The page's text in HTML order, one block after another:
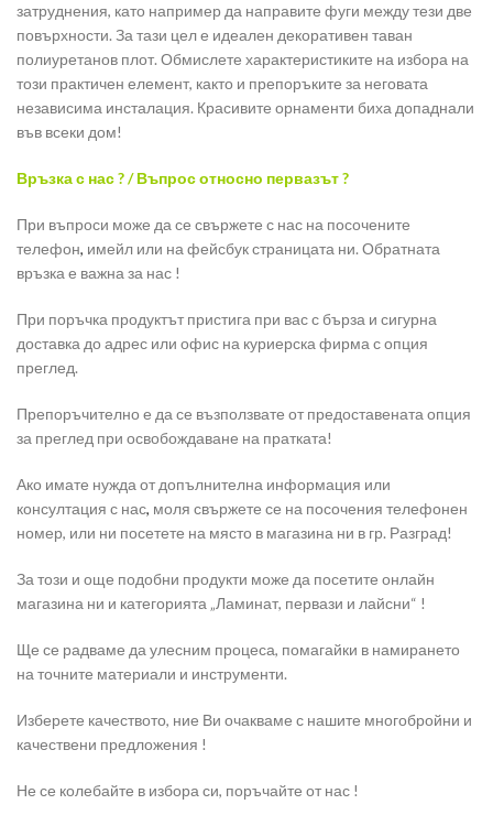
затруднения, като например да направите фуги между тези две
повърхности. За тази цел е идеален декоративен таван
полиуретанов плот. Обмислете характеристиките на избора на
този практичен елемент, както и препоръките за неговата
независима инсталация. Красивите орнаменти биха допаднали
във всеки дом!
Връзка с нас ? / Въпрос относно первазът ?
При въпроси може да се свържете с нас на посочените
телефон, имейл или на фейсбук страницата ни. Обратната
връзка е важна за нас !
При поръчка продуктът пристига при вас с бърза и сигурна
доставка до адрес или офис на куриерска фирма с опция
преглед.
Препоръчително е да се възползвате от предоставената опция
за преглед при освобождаване на пратката!
Ако имате нужда от допълнителна информация или
консултация с нас, моля свържете се на посочения телефонен
номер, или ни посетете на място в магазина ни в гр. Разград!
За този и още подобни продукти може да посетите онлайн
магазина ни и категорията „Ламинат, первази и лайсни“ !
Ще се радваме да улесним процеса, помагайки в намирането
на точните материали и инструменти.
Изберете качеството, ние Ви очакваме с нашите многобройни и
качествени предложения !
Не се колебайте в избора си, поръчайте от нас !